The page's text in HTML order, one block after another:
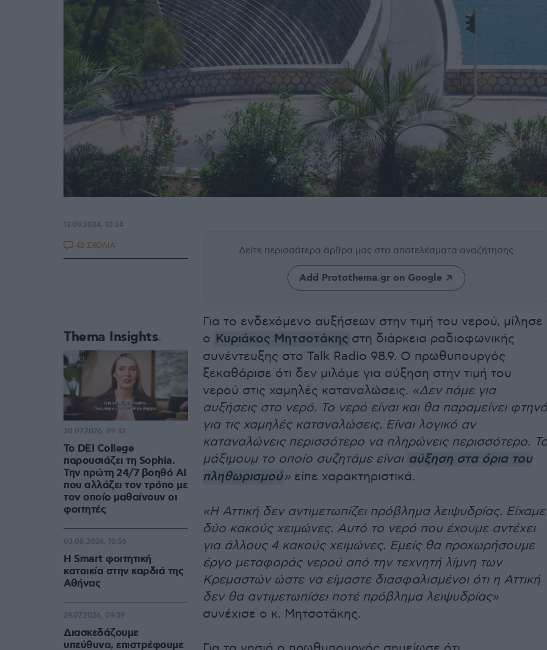
Δείτε περισσότερα άρθρα μας στα αποτελέσματα αναζήτησης
Add Protothema.gr on Google
Για το ενδεχόμενο αυξήσεων στην τιμή του νερού, μίλησε
ο Κυριάκος Μητσοτάκης στη διάρκεια ραδιοφωνικής
συνέντευξης στο Talk Radio 98.9. Ο πρωθυπουργός
ξεκαθάρισε ότι δεν μιλάμε για αύξηση στην τιμή του
νερού στις χαμηλές καταναλώσεις. «Δεν πάμε για
αυξήσεις στο νερό. Το νερό είναι και θα παραμείνει φτηνό
για τις χαμηλές καταναλώσεις. Είναι λογικό αν
καταναλώνεις περισσότερο να πληρώνεις περισσότερο.
μάξιμουμ το οποίο συζητάμε είναι αύξηση στα όρια του
πληθωρισμού» είπε χαρακτηριστικά.
«Η Αττική δεν αντιμετωπίζει πρόβλημα λειψυδρίας. Είχαμε
δύο κακούς χειμώνες. Αυτό το νερό που έχουμε αντέχει
για άλλους 4 κακούς χειμώνες. Εμείς θα προχωρήσουμε
έργο μεταφοράς νερού από την τεχνητή λίμνη των
Κρεμαστών ώστε να είμαστε διασφαλισμένοι ότι η Αττική
δεν θα αντιμετωπίσει ποτέ πρόβλημα λειψυδρίας»
συνέχισε ο κ. Μητσοτάκης.
12.09.2024, 10:24
42 ΣΧΟΛΙΑ
Thema Insights
Το DEI College
παρουσιάζει τη Sophia.
Την πρώτη 24/7 βοηθό AI
που αλλάζει τον τρόπο με
τον οποίο μαθαίνουν οι
φοιτητές
30.07.2026, 09:33
Η Smart φοιτητική
κατοικία στην καρδιά της
Αθήνας
03.08.2026, 10:56
Διασκεδάζουμε
υπεύθυνα, επιστρέφουμε
29.07.2026, 09:39